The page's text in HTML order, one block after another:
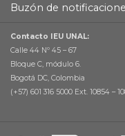
Buzón de
Contacto IEU UNAL:
Calle 44 Nº 45 – 67
Bloque C, módulo 6.
Bogotá DC, Colombia
(+57) 601 316 5000 Ext. 10854 –